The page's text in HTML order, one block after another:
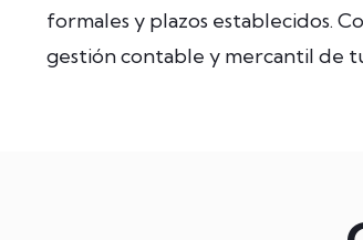
formales y plazos establecidos.
gestión contable y mercantil de